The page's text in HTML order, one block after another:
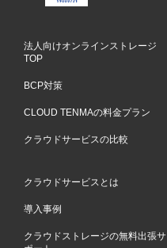
法人向けオンラインストレージ
TOP
BCP対策
CLOUD TENMAの料金プラン
クラウドサービスの比較
クラウドサービスとは
導入事例
クラウドストレージの無料出張サ